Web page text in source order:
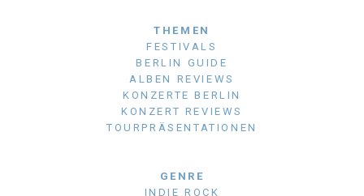
THEMEN
FESTIVALS
BERLIN GUIDE
ALBEN REVIEWS
KONZERTE BERLIN
KONZERT REVIEWS
TOURPRÄSENTATIONEN
GENRE
INDIE ROCK